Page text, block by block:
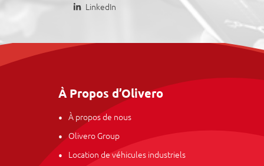
À Propos d’Olivero
À propos de nous
Olivero Group
Location de véhicules industriels
LinkedIn